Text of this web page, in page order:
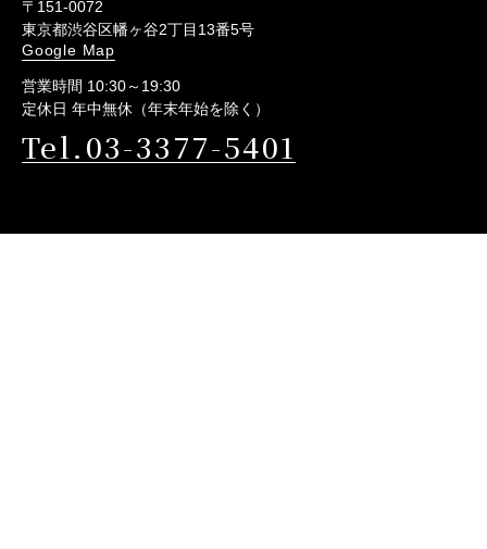
〒151-0072
東京都渋谷区幡ヶ谷2丁目13番5号
Google Map
営業時間 10:30～19:30
定休日 年中無休（年末年始を除く）
Tel.03-3377-5401